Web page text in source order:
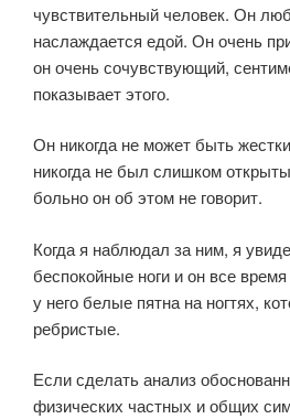
чувствительный человек. Он
наслаждается едой. Он очень
он очень сочувствующий,
показывает этого.
Он никогда не может быть
никогда не был слишком
больно он об этом не говорит.
Когда я наблюдал за ним, я
беспокойные ноги и он все
у него белые пятна на ногтях,
ребристые.
Если сделать анализ
физических частных и общих